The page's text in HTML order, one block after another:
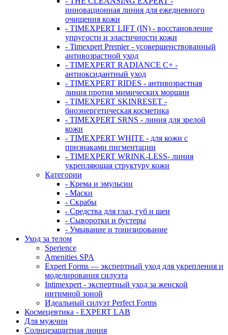
инновационная линия для ежедневного
очищения кожи
- TIMEXPERT LIFT (IN) - восстановление
упругости и эластичности кожи
- Timexpert Premier - усовершенствованный
антивозрастной уход
- TIMEXPERT RADIANCE С+ -
антиоксидантный уход
- TIMEXPERT RIDES - антивозрастная
линия против мимических морщин
- TIMEXPERT SKINRESET -
биoэнергетическая косметика
- TIMEXPERT SRNS - линия для зрелой
кожи
- TIMEXPERT WHITE - для кожи с
признаками пигментации
- TIMEXPERT WRINK-LESS- линия
укрепляющая структуру кожи
Категории
- Крема и эмульсии
- Маски
- Скрабы
- Средства для глаз, губ и шеи
- Сыворотки и бустеры
- Умывание и тонизирование
Уход за телом
Sperience
Amenities SPA
Expert Forms — экспертный уход для укрепления и
моделирования силуэта
Intimexpert - экспертный уход за женской
интимной зоной
Идеальный силуэт Perfect Forms
Космецевтика - EXPERT LAB
Для мужчин
Солнцезащитная линия